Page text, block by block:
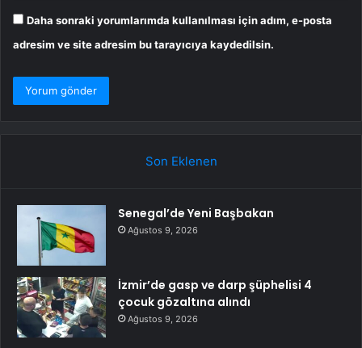
Daha sonraki yorumlarımda kullanılması için adım, e-posta
adresim ve site adresim bu tarayıcıya kaydedilsin.
Son Eklenen
Senegal’de Yeni Başbakan
Ağustos 9, 2026
İzmir’de gasp ve darp şüphelisi 4
çocuk gözaltına alındı
Ağustos 9, 2026